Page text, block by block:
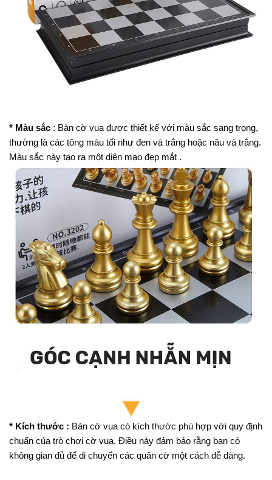
* Màu sắc : Bàn cờ vua được thiết kế với màu sắc sang trọng,
thường là các tông màu tối như đen và trắng hoặc nâu và trắng.
Màu sắc này tạo ra một diện mạo đẹp mắt .
* Kích thước : Bàn cờ vua có kích thước phù hợp với quy định
chuẩn của trò chơi cờ vua. Điều này đảm bảo rằng bạn có
không gian đủ để di chuyển các quân cờ một cách dễ dàng.